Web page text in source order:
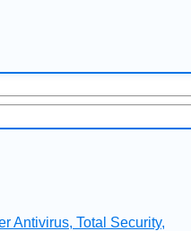
Antivirus, Total Security,